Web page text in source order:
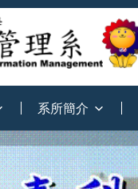
系所簡介